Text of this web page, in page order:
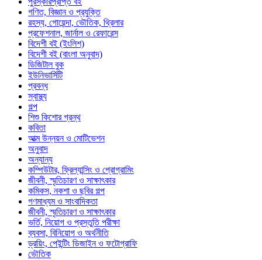
গণিত, বিজ্ঞান ও প্রযুক্তি
রহস্য, গোয়েন্দা, ভৌতিক, থ্রিলার
প্রফেশনাল, জার্নাল ও রেফারেন্স
বিদেশী বই (ইংলিশ)
বিদেশী বই (বাংলা অনুবাদ)
ডিজিটাল বুক
ইউনিভার্সিটি
প্রবন্ধ
স্বাস্থ্য
গল্প
শিশু কিশোর গ্রন্থ
কবিতা
আত্ম উন্নয়ন ও মোটিভেশন
অনুবাদ
অন্যান্য
কম্পিউটার, ফ্রিল্যান্সিং ও প্রোগ্রামিং
জীবনী, স্মৃতিচারণ ও সাক্ষাৎকার
কমিকস, নকশা ও ছবির গল্প
গণমাধ্যম ও সাংবাদিকতা
জীবনী, স্মৃতিচারণ ও সাক্ষাৎকার
ভর্তি, নিয়োগ ও প্রস্তুতি পরীক্ষা
ব্যবসা, বিনিয়োগ ও অর্থনীতি
ড্রয়িং, পেইন্টিং ডিজাইন ও ফটোগ্রাফি
ভৌতিক